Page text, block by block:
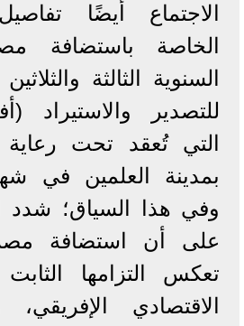
الاجتماع أيضًا
الخاصة باستضافة
السنوية الثالثة
للتصدير والاستيراد
التي تُعقد تحت
وفي هذا السياق؛ شدد
على أن استضافة
تعكس التزامها
الاقتصادي